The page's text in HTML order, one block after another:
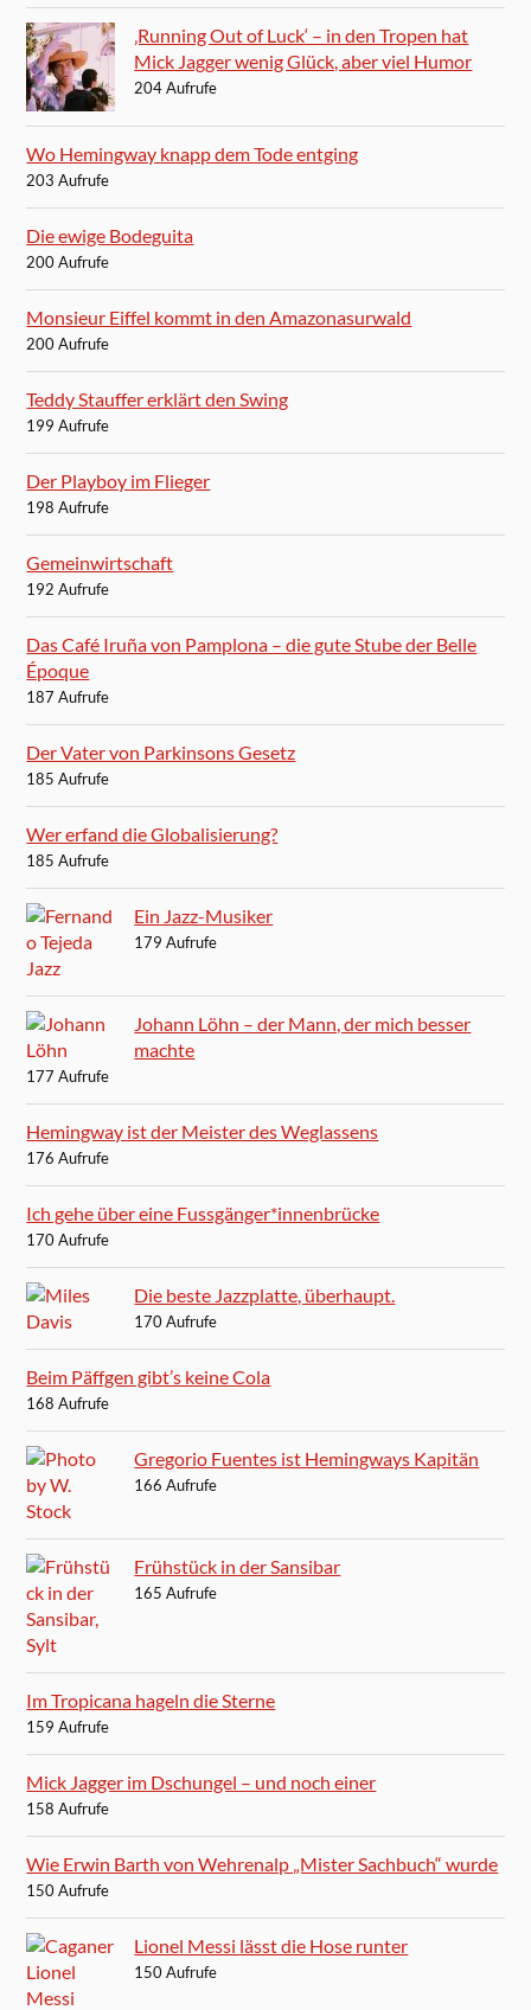
‚Running Out of Luck‘ – in den Tropen hat
Mick Jagger wenig Glück, aber viel Humor
204 Aufrufe
Wo Hemingway knapp dem Tode entging
203 Aufrufe
Die ewige Bodeguita
200 Aufrufe
Monsieur Eiffel kommt in den Amazonasurwald
200 Aufrufe
Teddy Stauffer erklärt den Swing
199 Aufrufe
Der Playboy im Flieger
198 Aufrufe
Gemeinwirtschaft
192 Aufrufe
Das Café Iruña von Pamplona – die gute Stube der Belle
Époque
187 Aufrufe
Der Vater von Parkinsons Gesetz
185 Aufrufe
Wer erfand die Globalisierung?
185 Aufrufe
Ein Jazz-Musiker
179 Aufrufe
Johann Löhn – der Mann, der mich besser
machte
177 Aufrufe
Hemingway ist der Meister des Weglassens
176 Aufrufe
Ich gehe über eine Fussgänger*innenbrücke
170 Aufrufe
Die beste Jazzplatte, überhaupt.
170 Aufrufe
Beim Päffgen gibt’s keine Cola
168 Aufrufe
Gregorio Fuentes ist Hemingways Kapitän
166 Aufrufe
Frühstück in der Sansibar
165 Aufrufe
Im Tropicana hageln die Sterne
159 Aufrufe
Mick Jagger im Dschungel – und noch einer
158 Aufrufe
Wie Erwin Barth von Wehrenalp „Mister Sachbuch“ wurde
150 Aufrufe
Lionel Messi lässt die Hose runter
150 Aufrufe